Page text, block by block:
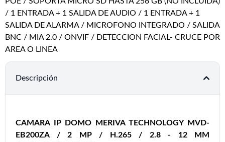
/ 1 ENTRADA + 1 SALIDA DE AUDIO / 1 ENTRADA + 1
SALIDA DE ALARMA / MICROFONO INTEGRADO / SALIDA
BNC / MIA 2.0 / ONVIF / DETECCION FACIAL- CRUCE POR
AREA O LINEA
Descripción
CAMARA IP DOMO MERIVA TECHNOLOGY MVD-
EB200ZA / 2 MP / H.265 / 2.8 - 12 MM